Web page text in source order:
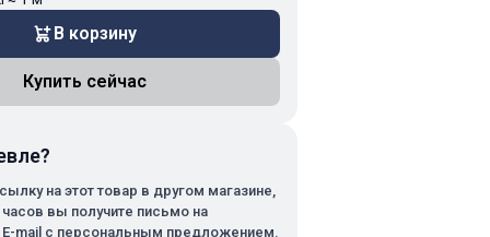
В корзину
Купить сейчас
на этот товар в другом магазине,
часов вы получите письмо на
E-mail с персональным предложением.